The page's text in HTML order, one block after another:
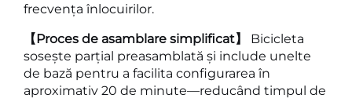
frecvența înlocuirilor.
【Proces de asamblare simplificat】 Bicicleta
sosește parțial preasamblată și include unelte
de bază pentru a facilita configurarea în
aproximativ 20 de minute—reducând timpul de